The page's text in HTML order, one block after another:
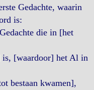
Gedachte, waarin
is:
die in [het
[waardoor] het Al in
bestaan kwamen],